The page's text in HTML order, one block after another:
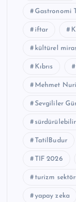
Gastronomi
iftar
kültürel
Kıbrıs
Mehmet
Sevgililer
TatilBudur
TIF 2026
turizm
yapay zeka